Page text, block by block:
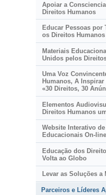
Apoiar a
Direitos Humanos
Educar Pessoas por
os Direitos Humanos
Materiais
Unidos pelos
Uma Voz
Humanos, A
«30 Direitos, 30
Elementos
Direitos Humanos
Website Interativo
Educacionais On-line
Educação dos
Volta ao Globo
Levar as Soluções a
Parceiros e Líderes